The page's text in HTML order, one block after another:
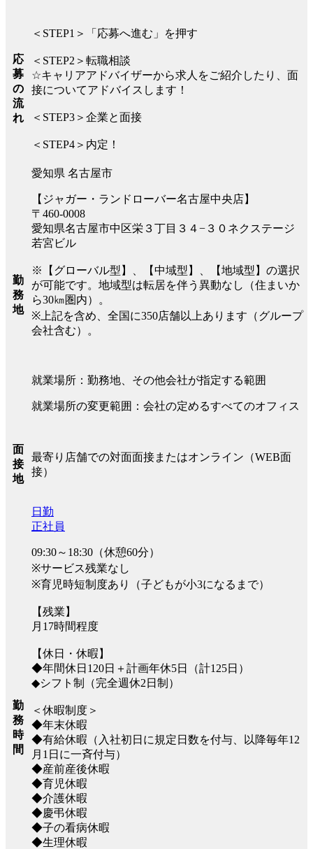
応
募
の
流
れ
＜STEP1＞「応募へ進む」を押す
＜STEP2＞転職相談
☆キャリアアドバイザーから求人をご紹介したり、面
接についてアドバイスします！
＜STEP3＞企業と面接
＜STEP4＞内定！
勤
務
地
愛知県 名古屋市
【ジャガー・ランドローバー名古屋中央店】
〒460-0008
愛知県名古屋市中区栄３丁目３４−３０ネクステージ
若宮ビル
※【グローバル型】、【中域型】、【地域型】の選択
が可能です。地域型は転居を伴う異動なし（住まいか
ら30㎞圏内）。
※上記を含め、全国に350店舗以上あります（グループ
会社含む）。
就業場所：勤務地、その他会社が指定する範囲
就業場所の変更範囲：会社の定めるすべてのオフィス
面
接
地
最寄り店舗での対面面接またはオンライン（WEB面
接）
勤
務
時
間
日勤
正社員
09:30～18:30（休憩60分）
※サービス残業なし
※育児時短制度あり（子どもが小3になるまで）
【残業】
月17時間程度
【休日・休暇】
◆年間休日120日＋計画年休5日（計125日）
◆シフト制（完全週休2日制）
＜休暇制度＞
◆年末休暇
◆有給休暇（入社初日に規定日数を付与、以降毎年12
月1日に一斉付与）
◆産前産後休暇
◆育児休暇
◆介護休暇
◆慶弔休暇
◆子の看病休暇
◆生理休暇